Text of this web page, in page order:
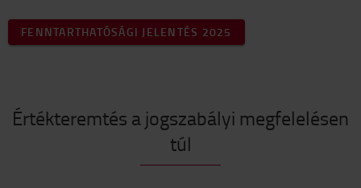
FENNTARTHATÓSÁGI JELENTÉS 2025
Értékteremtés a jogszabályi megfelelésen
túl